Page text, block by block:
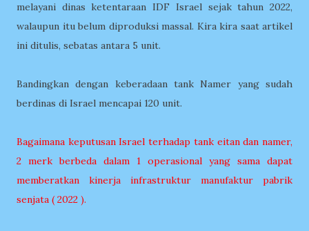
melayani dinas ketentaraan IDF Israel sejak tahun 2022,
walaupun itu belum diproduksi massal. Kira kira saat artikel
ini ditulis, sebatas antara 5 unit.
Bandingkan dengan keberadaan tank Namer yang sudah
berdinas di Israel mencapai 120 unit.
Bagaimana keputusan Israel terhadap tank eitan dan namer,
2 merk berbeda dalam 1 operasional yang sama dapat
memberatkan kinerja infrastruktur manufaktur pabrik
senjata ( 2022 ).